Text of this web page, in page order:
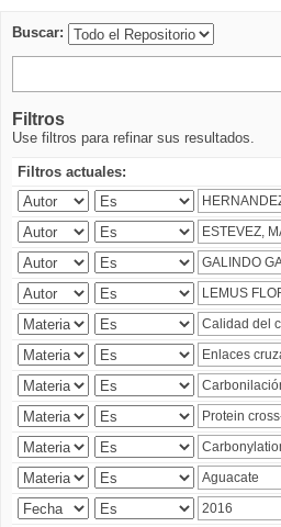
Buscar:
Filtros
Use filtros para refinar sus resultados.
Filtros actuales: